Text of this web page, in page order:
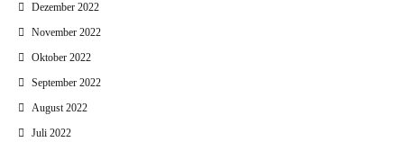
Dezember 2022
November 2022
Oktober 2022
September 2022
August 2022
Juli 2022